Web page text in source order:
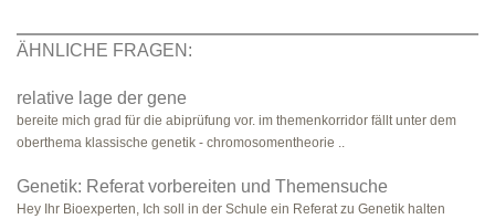
ÄHNLICHE FRAGEN:
relative lage der gene
bereite mich grad für die abiprüfung vor. im themenkorridor fällt unter dem
oberthema klassische genetik - chromosomentheorie ..
Genetik: Referat vorbereiten und Themensuche
Hey Ihr Bioexperten, Ich soll in der Schule ein Referat zu Genetik halten